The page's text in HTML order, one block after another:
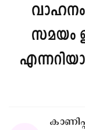
വാഹനം
സമയം